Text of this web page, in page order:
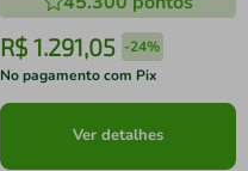
R$ 1.291,05 -24%
No pagamento com Pix
Ver detalhes